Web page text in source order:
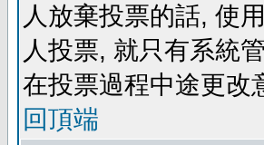
人放棄投票的話, 使
人投票, 就只有系統
在投票過程中途更改
回頂端